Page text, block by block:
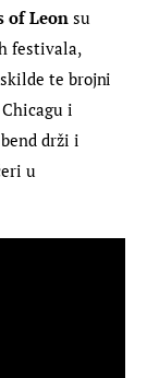
of Leon su
festivala,
te brojni
i
drži i
u